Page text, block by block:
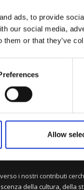
ads, to provide
our social media,
them or that they’ve
Allow
i nostri contributi
della cultura, della